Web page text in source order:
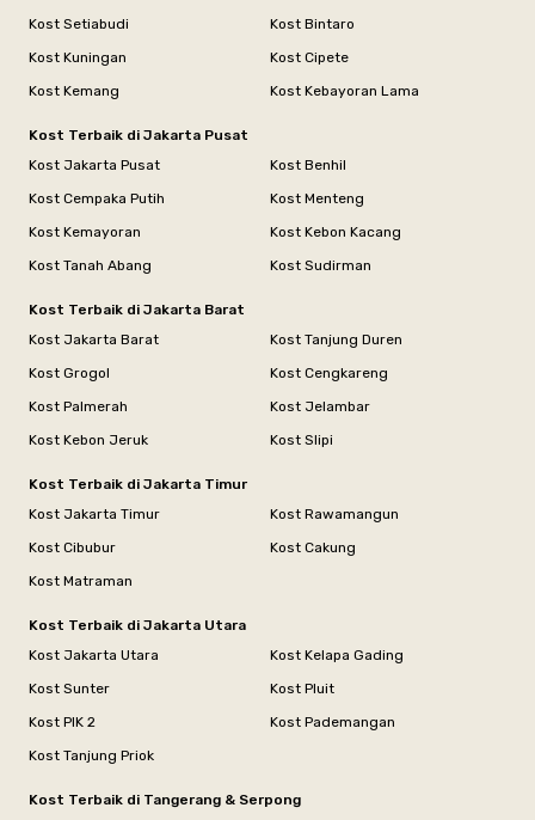
Kost Setiabudi
Kost Bintaro
Kost Kuningan
Kost Cipete
Kost Kemang
Kost Kebayoran Lama
Kost Terbaik di Jakarta Pusat
Kost Jakarta Pusat
Kost Benhil
Kost Cempaka Putih
Kost Menteng
Kost Kemayoran
Kost Kebon Kacang
Kost Tanah Abang
Kost Sudirman
Kost Terbaik di Jakarta Barat
Kost Jakarta Barat
Kost Tanjung Duren
Kost Grogol
Kost Cengkareng
Kost Palmerah
Kost Jelambar
Kost Kebon Jeruk
Kost Slipi
Kost Terbaik di Jakarta Timur
Kost Jakarta Timur
Kost Rawamangun
Kost Cibubur
Kost Cakung
Kost Matraman
Kost Terbaik di Jakarta Utara
Kost Jakarta Utara
Kost Kelapa Gading
Kost Sunter
Kost Pluit
Kost PIK 2
Kost Pademangan
Kost Tanjung Priok
Kost Terbaik di Tangerang & Serpong